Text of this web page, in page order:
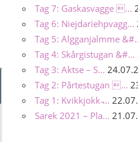
Tag 7: Gaskasvagge ...
Tag 6: Niejdariehpvagg...
Tag 5: Algganjalmme
Tag 4: Skårgistugan &#...
Tag 3: Aktse – S...
Tag 2: Pårtestugan ...
Tag 1: Kvikkjokk ̵...
Sarek 2021 – Pla...